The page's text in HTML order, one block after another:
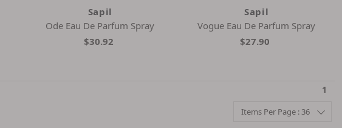
Sapil
Ode Eau De Parfum Spray
$30.92
Sapil
Vogue Eau De Parfum Spray
$27.90
1
Items Per Page : 36